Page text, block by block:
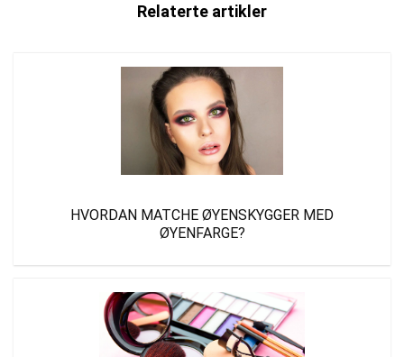
Relaterte artikler
HVORDAN MATCHE ØYENSKYGGER MED
ØYENFARGE?